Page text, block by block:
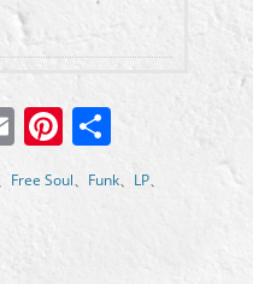
EmailPinterest
有
Free Soul、 Funk、 LP、